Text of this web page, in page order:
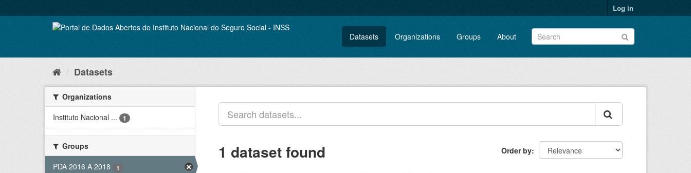
to
Log in
Datasets Organizations Groups About
Datasets
Organizations
Instituto Nacional ...
1
Groups
PDA 2016 A 2018
1
Order by
1 dataset found